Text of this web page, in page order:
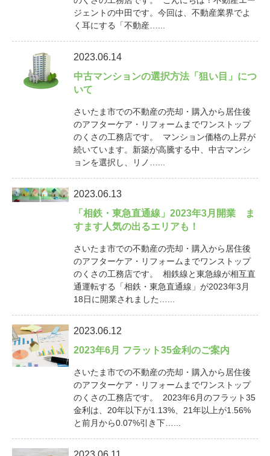
ジェントの中田です。今回は、不動産業界でよ
く耳にする「不動産…...
2023.06.14
中古マンションの選択方法「狙い目」につ
いて
さいたま市での不動産の売却・購入から居住後
のアフターケア・リフォームまでワンストップ
のくさの工務店です。 マンション価格の上昇が
続いています。新築が高騰する中、中古マンシ
ョンを選択し、リノ…...
2023.06.13
「相鉄・東急直通線」2023年3月開業 ま
すます人気の出るエリアも！
さいたま市での不動産の売却・購入から居住後
のアフターケア・リフォームまでワンストップ
のくさの工務店です。 相鉄線と東急線が相互直
通運転する「相鉄・東急直通線」が2023年3月
18日に開業されました…...
2023.06.12
2023年6月 フラット35金利のご案内
さいたま市での不動産の売却・購入から居住後
のアフターケア・リフォームまでワンストップ
のくさの工務店です。 2023年6月のフラット35
金利は、20年以下が1.13%、21年以上が1.56%
と前月から0.07%引き下…...